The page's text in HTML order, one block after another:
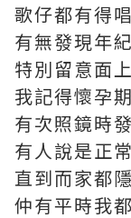
歌仔都有得
有無發現年
特別留意面
我記得懷孕
有次照鏡時
有人說是正
直到而家都
仲有平時我